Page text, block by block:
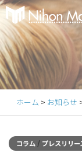
Primary
Menu
S
i
p
t
o
c
ホーム > お知らせ
コラム/ プレスリリー